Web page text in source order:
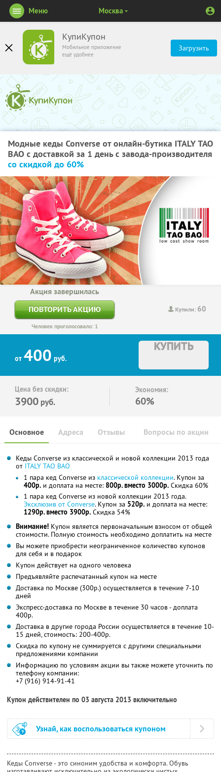
КупиКупон
Мобильное приложение
ещё удобнее
Загрузить
Меню Москва
Модные кеды Converse от онлайн-бутика ITALY TAO
BAO с доставкой за 1 день с завода-производителя
со скидкой до 60%
Купили: 60
Акция завершилась
ПОВТОРИТЬ АКЦИЮ
Человек проголосовало: 1
от 400 руб.
КУПИТЬ
Цена без скидки:
3900 руб.
Экономия:
60%
Основное Отзывы Вопросы по акции
Адреса
Кеды Converse из классической и новой коллекции 2013 года
от ITALY TAO BAO
1 пара кед Converse из классической коллекции. Купон за
400р. и доплата на месте: 800р. вместо 3000р. Скидка 60%
1 пара кед Converse из новой коллекции 2013 года.
Эксклюзив от Converse. Купон за 520р. и доплата на месте:
1290р. вместо 3900р. Скидка 54%
Внимание! Купон является первоначальным взносом от общей
стоимости. Полную стоимость необходимо доплатить на месте
Вы можете приобрести неограниченное количество купонов
для себя и в подарок
Купон действует на одного человека
Предъявляйте распечатанный купон на месте
Доставка по Москве (300р.) осуществляется в течение 7-10
дней
Экспресс-доставка по Москве в течение 30 часов - доплата
400р.
Доставка в другие города России осуществляется в течение 10-
15 дней, стоимость: 200-400р.
Скидка по купону не суммируется с другими специальными
предложениями компании
Информацию по условиям акции вы также можете уточнить по
телефону компании:
+7 (916) 914-91-41
Купон действителен по 03 августа 2013 включительно
Узнай, как воспользоваться купоном
Кеды Converse - это синоним удобства и комфорта. Обувь